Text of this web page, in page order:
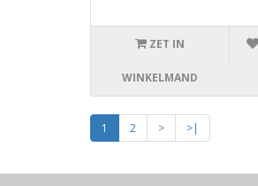
ZET IN
WINKELMAND
1 2 > >|